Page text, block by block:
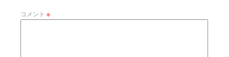
コメント ※